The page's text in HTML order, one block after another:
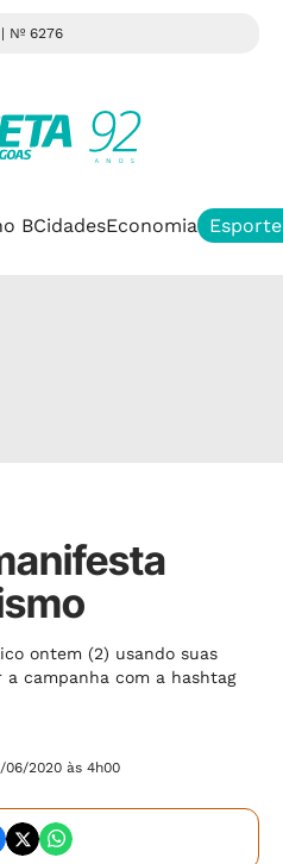
| Nº 6276
BCidadesEconomia
ontem (2) usando suas
a campanha com a hashtag
06/2020 às 4h00